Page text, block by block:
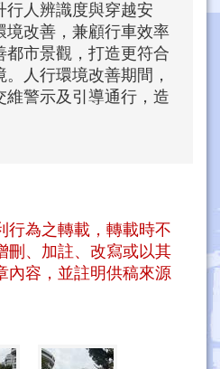
行人辨識度與穿越安
境改善，兼顧行車效率
都市景觀，打造更符合
人行環境改善期間，
維警示及引導通行，造
行為之轉載，轉載時不
刪、加註、改寫或以其
內容，並註明供稿來源